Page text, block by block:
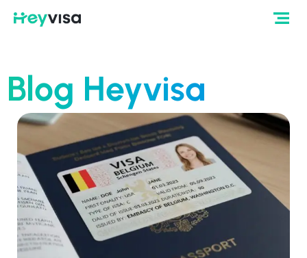
Blog Heyvisa